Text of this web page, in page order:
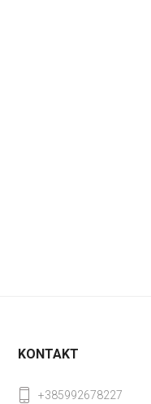
KONTAKT
+385992678227